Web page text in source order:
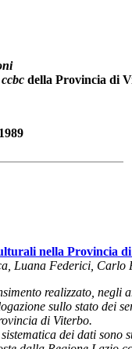
ccbc della Provincia di
nella Provincia
Luana Federici, Carlo
realizzato, negli
sullo stato dei
di Viterbo.
dei dati sono